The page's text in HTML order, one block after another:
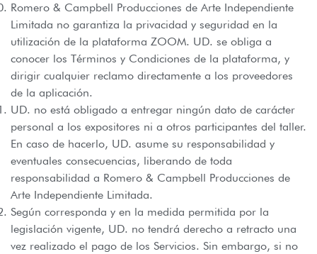
Romero & Campbell Producciones de Arte Independiente
Limitada no garantiza la privacidad y seguridad en la
utilización de la plataforma ZOOM. UD. se obliga a
conocer los Términos y Condiciones de la plataforma, y
dirigir cualquier reclamo directamente a los proveedores
de la aplicación.
UD. no está obligado a entregar ningún dato de carácter
personal a los expositores ni a otros participantes del taller.
En caso de hacerlo, UD. asume su responsabilidad y
eventuales consecuencias, liberando de toda
responsabilidad a Romero & Campbell Producciones de
Arte Independiente Limitada.
Según corresponda y en la medida permitida por la
legislación vigente, UD. no tendrá derecho a retracto una
vez realizado el pago de los Servicios. Sin embargo, si no